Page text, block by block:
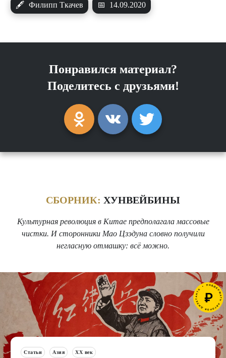
🖋 Филипп Ткачев 📅 14.09.2020
Понравился материал?
Поделитесь с друзьями!
СБОРНИК: ХУНВЕЙБИНЫ
Культурная революция в Китае предполагала массовые
чистки. И сторонники Мао Цзэдуна словно получили
негласную отмашку: всё можно.
Статьи Азия XX век